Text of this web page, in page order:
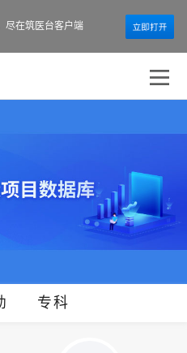
专科
尽在筑医台客户端